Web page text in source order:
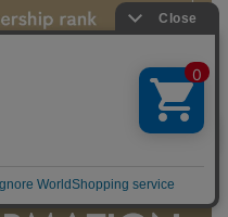
何かお探しですか？